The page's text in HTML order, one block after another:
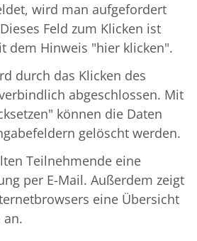
wird man aufgefordert
Feld zum Klicken ist
dem Hinweis "hier klicken".
durch das Klicken des
abgeschlossen. Mit
können die Daten
gelöscht werden.
Teilnehmende eine
per E-Mail. Außerdem zeigt
eine Übersicht
an.